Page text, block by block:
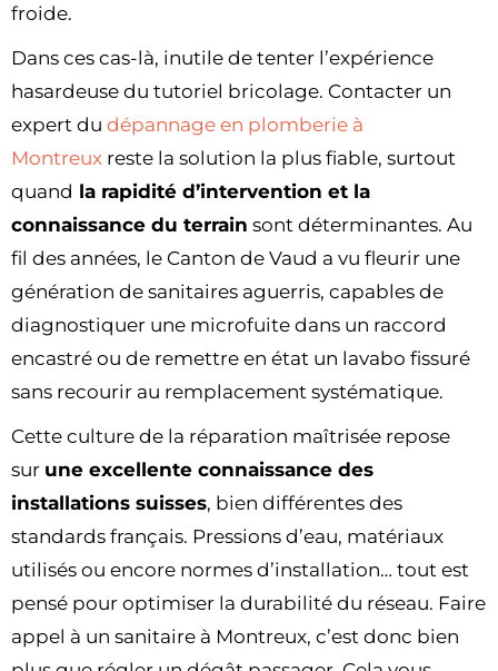
froide.
Dans ces cas-là, inutile de tenter l’expérience
hasardeuse du tutoriel bricolage. Contacter un
expert du dépannage en plomberie à
Montreux reste la solution la plus fiable, surtout
quand la rapidité d’intervention et la
connaissance du terrain sont déterminantes. Au
fil des années, le Canton de Vaud a vu fleurir une
génération de sanitaires aguerris, capables de
diagnostiquer une microfuite dans un raccord
encastré ou de remettre en état un lavabo fissuré
sans recourir au remplacement systématique.
Cette culture de la réparation maîtrisée repose
sur une excellente connaissance des
installations suisses, bien différentes des
standards français. Pressions d’eau, matériaux
utilisés ou encore normes d’installation… tout est
pensé pour optimiser la durabilité du réseau. Faire
appel à un sanitaire à Montreux, c’est donc bien